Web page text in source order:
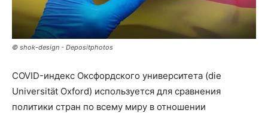
© shok-design - Depositphotos
COVID-индекс Оксфордского университета (die
Universität Oxford) используется для сравнения
политики стран по всему миру в отношении